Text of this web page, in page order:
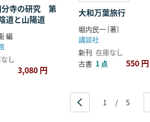
規)
寺の研究 第
と山陽道
編
し
3,080 円
大和万葉旅行
堀内民一 [著]
講談社
新刊 在庫なし
古書 1 点 550 円
1 / 5